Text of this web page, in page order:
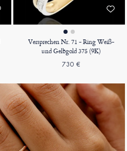
Versprechen Nr. 71 - Ring Weiß-
und Gelbgold 375 (9K)
730 €